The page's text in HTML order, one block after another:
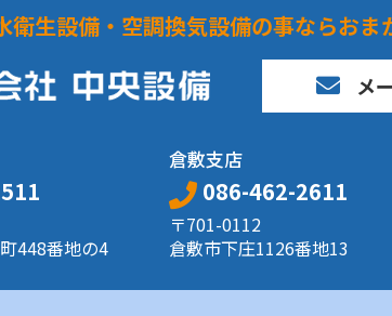
衛生設備・空調換気設備の事ならおま
メ
448番地の4
倉敷支店
086-462-2611
〒701-0112
倉敷市下庄1126番地13